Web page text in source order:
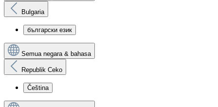
Bulgaria
български език
Semua negara & bahasa
Republik Ceko
Čeština